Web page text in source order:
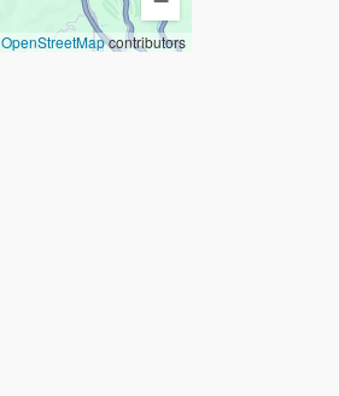
OpenStreetMapcontributors